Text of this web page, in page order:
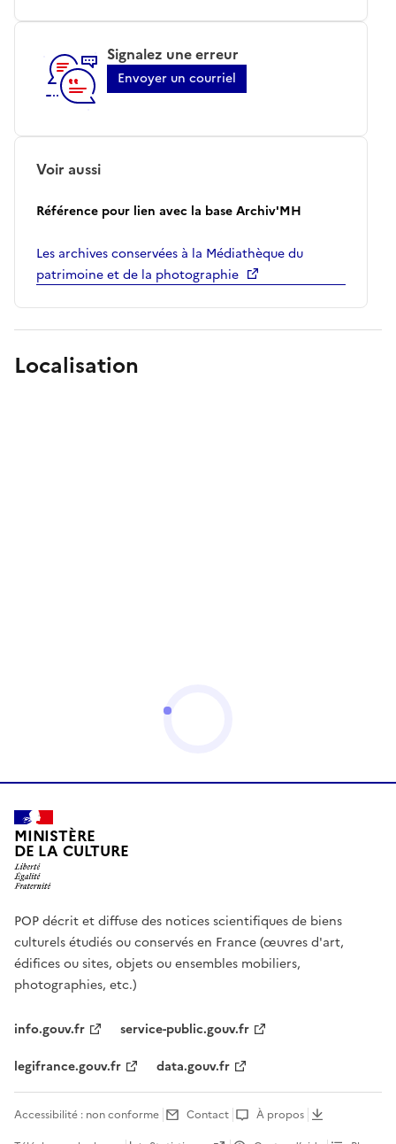
Signalez une erreur
Envoyer un courriel
Voir aussi
Référence pour lien avec la base Archiv'MH
Les archives conservées à la Médiathèque du
patrimoine et de la photographie
Localisation
MINISTÈRE
DE LA CULTURE
POP décrit et diffuse des notices scientifiques de biens
culturels étudiés ou conservés en France (œuvres d'art,
édifices ou sites, objets ou ensembles mobiliers,
photographies, etc.)
info.gouv.fr
service-public.gouv.fr
legifrance.gouv.fr
data.gouv.fr
Accessibilité : non conforme Contact
À propos